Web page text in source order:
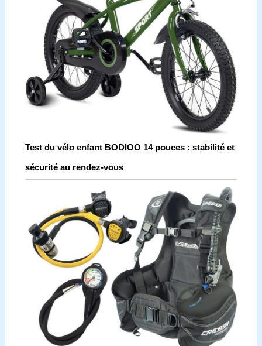
Test du vélo enfant BODIOO 14 pouces : stabilité et
sécurité au rendez-vous